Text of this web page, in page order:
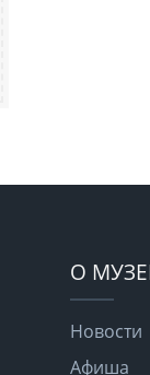
О
Новости
Афиша